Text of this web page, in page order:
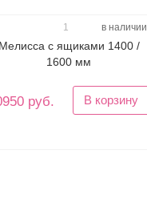
1 в наличии
Мелисса с ящиками 1400 /
1600 мм
руб. В корзину